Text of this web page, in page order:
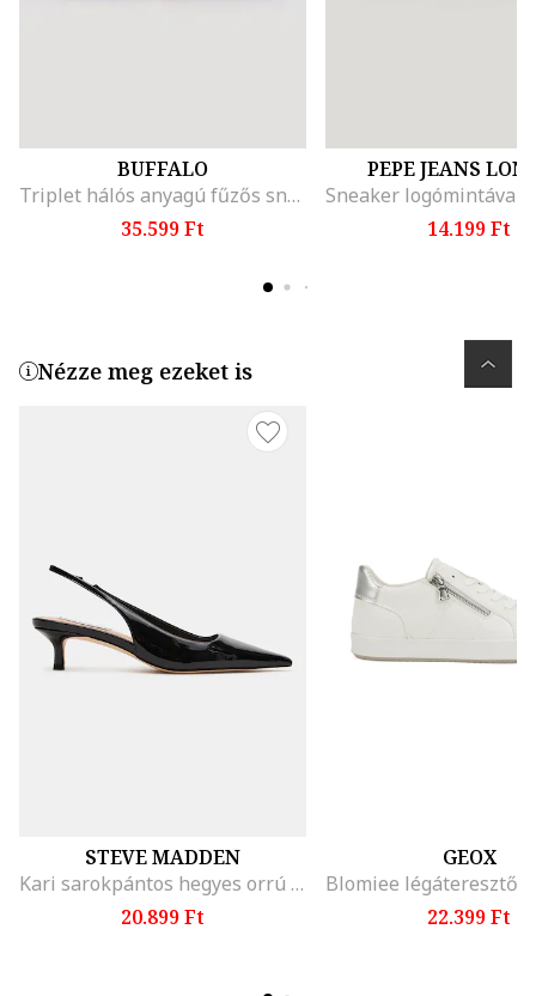
BUFFALO
Triplet hálós anyagú fűzős sneaker szintetikus részletekkel, Sötétpiros/Azúrkék/Törtfehér
35.599 Ft
PEPE JEANS
14.199 Ft
Nézze meg ezeket is
STEVE MADDEN
Kari sarokpántos hegyes orrú cipő, Fekete
20.899 Ft
GEOX
22.399 Ft